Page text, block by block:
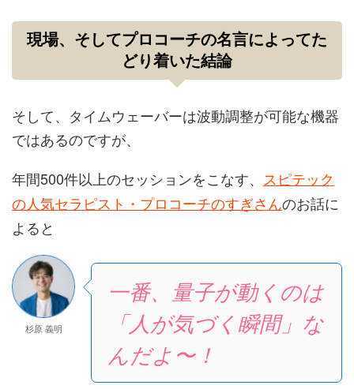
現場、そしてプロコーチの名言によってた
どり着いた結論
そして、タイムウェーバーは波動調整が可能な機器
ではあるのですが、
年間500件以上のセッションをこなす、
スピテック
の人気セラピスト・プロコーチのすぎさんのお話に
よると
杉原 義明
一番、量子が動くのは
「人が気づく瞬間」な
んだよ〜！